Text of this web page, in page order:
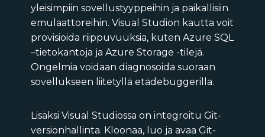
yleisimpiin sovellustyyppeihin ja paikallisiin
emulaattoreihin. Visual Studion kautta voit
provisioida riippuvuuksia, kuten Azure SQL
–tietokantoja ja Azure Storage -tilejä.
Ongelmia voidaan diagnosoida suoraan
sovellukseen liitetyllä etädebuggerilla.
Lisäksi Visual Studiossa on integroitu Git-
versionhallinta. Kloonaa, luo ja avaa Git-